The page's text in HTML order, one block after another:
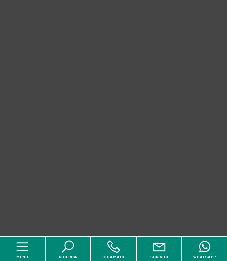
MENU RICERCA CHIAMACI SCRIVICI WHATSAPP